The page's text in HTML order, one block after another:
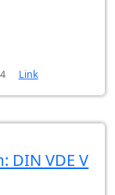
Link
DIN VDE V